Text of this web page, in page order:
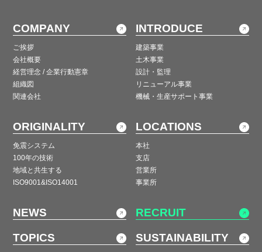
COMPANY
ご挨拶
会社概要
経営理念 / 企業行動憲章
組織図
関連会社
INTRODUCE
建築事業
土木事業
設計・監理
リニューアル事業
機械・生産サポート事業
ORIGINALITY
免震システム
100年の技術
地域と共生する
ISO9001&ISO14001
LOCATIONS
本社
支店
営業所
事業所
NEWS
TOPICS
RECRUIT
SUSTAINABILITY